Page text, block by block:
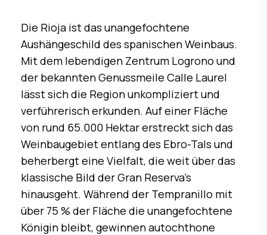
Die Rioja ist das unangefochtene
Aushängeschild des spanischen Weinbaus.
Mit dem lebendigen Zentrum Logrono und
der bekannten Genussmeile Calle Laurel
lässt sich die Region unkompliziert und
verführerisch erkunden. Auf einer Fläche
von rund 65.000 Hektar erstreckt sich das
Weinbaugebiet entlang des Ebro-Tals und
beherbergt eine Vielfalt, die weit über das
klassische Bild der Gran Reserva’s
hinausgeht. Während der Tempranillo mit
über 75 % der Fläche die unangefochtene
Königin bleibt, gewinnen autochthone